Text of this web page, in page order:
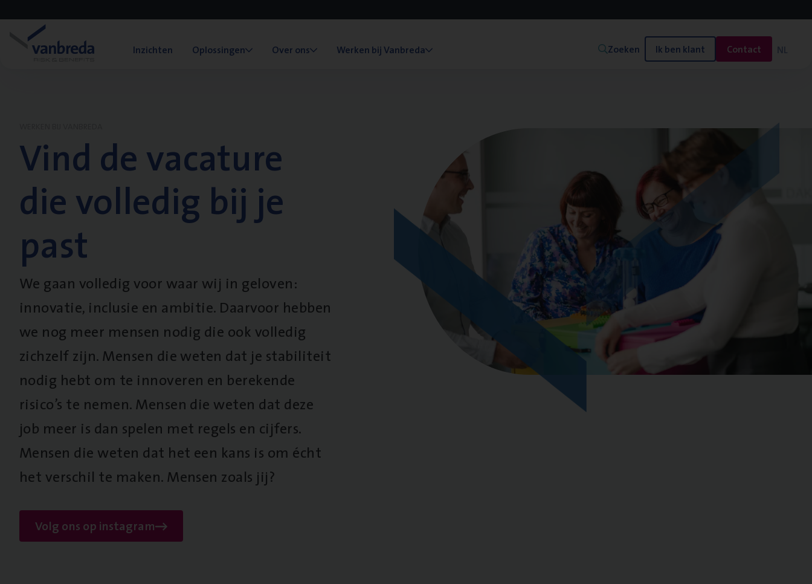
Inzichten Oplossingen Over ons Werken bij Vanbreda Zoeken Ik ben klant Contact NL
Vind de vacature
die volledig bij je
past
We gaan volledig voor waar wij in geloven:
innovatie, inclusie en ambitie. Daarvoor hebben
we nog meer mensen nodig die ook volledig
zichzelf zijn. Mensen die weten dat je stabiliteit
nodig hebt om te innoveren en berekende
risico’s te nemen. Mensen die weten dat deze
job meer is dan spelen met regels en cijfers.
Mensen die weten dat het een kans is om écht
het verschil te maken. Mensen zoals jij?
Volg ons op instagram